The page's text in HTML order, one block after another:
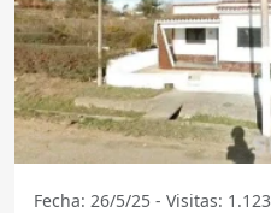
Fecha: 26/5/25 - Visitas: 1.123